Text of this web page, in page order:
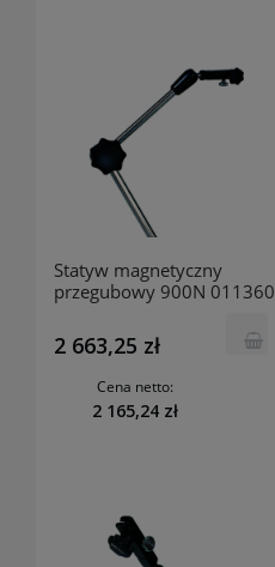
Statyw magnetyczny
przegubowy 900N 011360
2 663,25 zł
Cena netto:
2 165,24 zł